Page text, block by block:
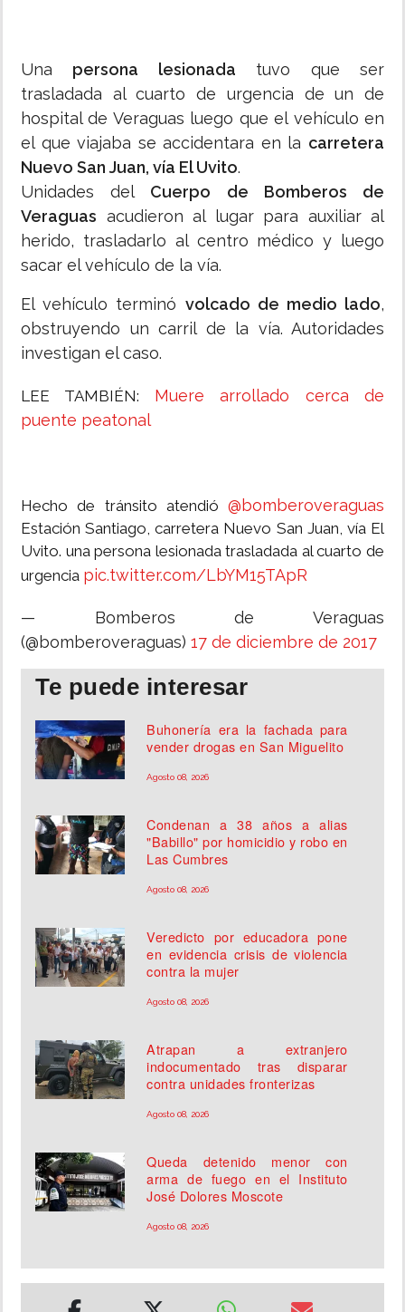
Una persona lesionada tuvo que ser
trasladada al cuarto de urgencia de un de
hospital de Veraguas luego que el vehículo en
el que viajaba se accidentara en la carretera
Nuevo San Juan, vía El Uvito.
Unidades del Cuerpo de Bomberos de
Veraguas acudieron al lugar para auxiliar al
herido, trasladarlo al centro médico y luego
sacar el vehículo de la vía.
El vehículo terminó volcado de medio lado,
obstruyendo un carril de la vía. Autoridades
investigan el caso.
LEE TAMBIÉN: Muere arrollado cerca de
puente peatonal
Hecho de tránsito atendió @bomberoveraguas
Estación Santiago, carretera Nuevo San Juan, vía El
Uvito. una persona lesionada trasladada al cuarto de
urgencia pic.twitter.com/LbYM15TApR
— Bomberos de Veraguas
(@bomberoveraguas) 17 de diciembre de 2017
Te puede interesar
Buhonería era la fachada para
vender drogas en San Miguelito
Agosto 08, 2026
Condenan a 38 años a alias
"Babillo" por homicidio y robo en
Las Cumbres
Agosto 08, 2026
Veredicto por educadora pone
en evidencia crisis de violencia
contra la mujer
Agosto 08, 2026
Atrapan a extranjero
indocumentado tras disparar
contra unidades fronterizas
Agosto 08, 2026
Queda detenido menor con
arma de fuego en el Instituto
José Dolores Moscote
Agosto 08, 2026